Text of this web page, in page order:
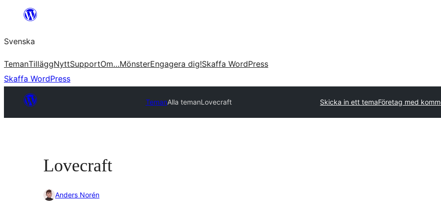
Hoppa
innehåll
Svenska
TemanTilläggNyttSupportOm…MönsterEngagera dig!Skaffa WordPress
Skaffa WordPress
TemanAlla temanLovecraft Skicka in ett temaFöretag med
Lovecraft
Anders Norén